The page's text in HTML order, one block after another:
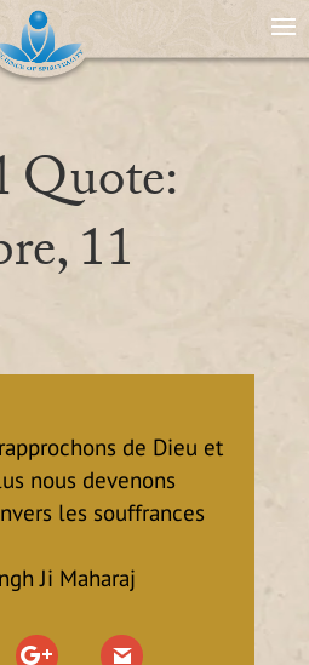
Quote:
11
de Dieu et
nous devenons
les souffrances
Ji Maharaj